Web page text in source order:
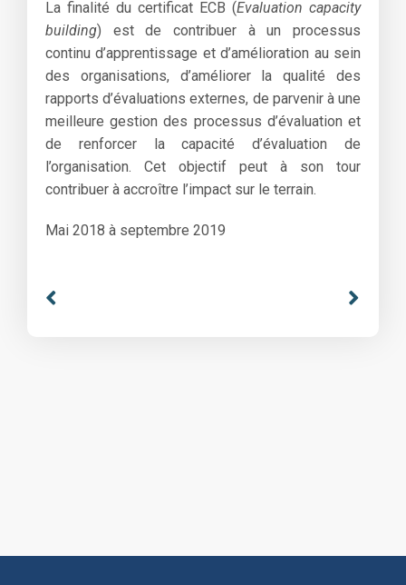
La finalité du certificat ECB (Evaluation capacity
building) est de contribuer à un processus
continu d’apprentissage et d’amélioration au sein
des organisations, d’améliorer la qualité des
rapports d’évaluations externes, de parvenir à une
meilleure gestion des processus d’évaluation et
de renforcer la capacité d’évaluation de
l’organisation. Cet objectif peut à son tour
contribuer à accroître l’impact sur le terrain.
Mai 2018 à septembre 2019